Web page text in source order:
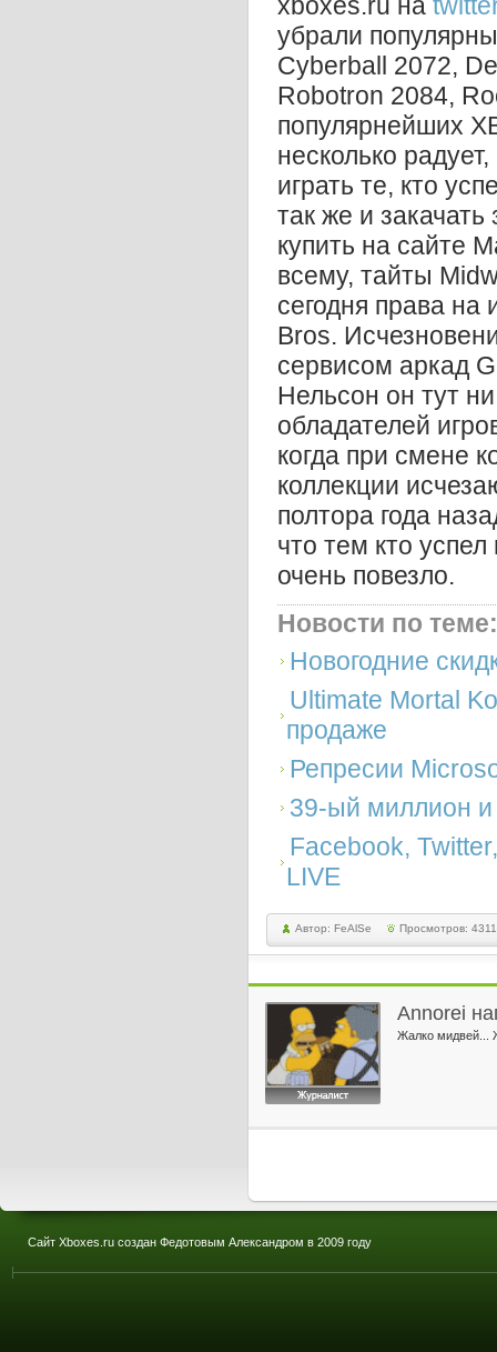
убрали
Cyberbаll 2072,
Rоbоtrоn 2084,
популярнейших
несколько
играть те, кто
так же и
купить на сайте
всему, тайты
сегодня права
Brоs.
сервисом аркад
Нельсон он тут
обладателей
когда при смене
коллекции
полтора года
что тем кто
очень повезло.
Новости по теме:
Новогодние
Ultimate Mortal
продаже
Репресии
39-ый миллион
Facebook,
LIVE
Автор: FeAlSe Просмотров: 4311
Annorei
Жалко мидвей...
Сайт Xboxes.ru создан Федотовым Александром в 2009 году